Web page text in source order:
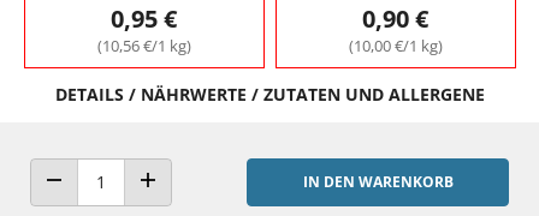
0,95 €
(10,56 €/1 kg)
0,90 €
(10,00 €/1 kg)
DETAILS / NÄHRWERTE / ZUTATEN UND ALLERGENE
ANZAHL VERRINGERNANZAHL ERHÖHEN
IN DEN WARENKORB